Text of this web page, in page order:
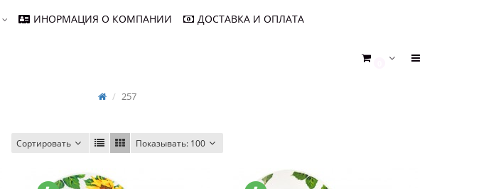
ИНОРМАЦИЯ О КОМПАНИИ ДОСТАВКА И ОПЛАТА
257
Сортировать Показывать: 100